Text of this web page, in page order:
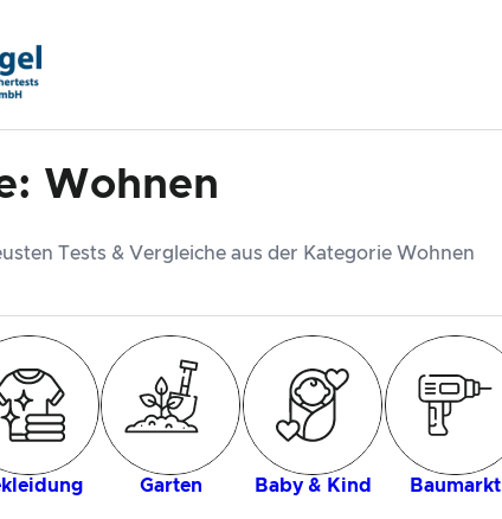
Wohnen
Tests & Vergleiche aus der Kategorie Wohnen
Garten Baby & Kind Baumarkt